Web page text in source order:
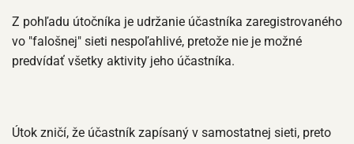
Z pohľadu útočníka je udržanie účastníka zaregistrovaného
vo "falošnej" sieti nespoľahlivé, pretože nie je možné
predvídať všetky aktivity jeho účastníka.
Útok zničí, že účastník zapísaný v samostatnej sieti, preto